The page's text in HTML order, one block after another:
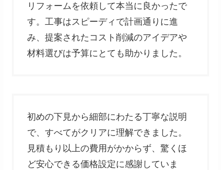
リフォームを依頼して本当に良かったで
す。工事はスピーディで計画通りに進
み、提案されたコスト削減のアイデアや
材料選びは予算にとても助かりました。
初めの下見から細部にわたる丁寧な説明
で、すべてがクリアに理解できました。
見積もり以上の費用がかからず、驚くほ
ど安心できる価格設定に感謝していま